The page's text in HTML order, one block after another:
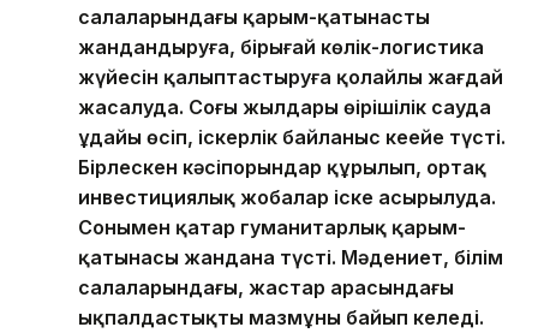
салаларындағы қарым-қатынасты
жандандыруға, бірыңғай көлік-логистика
жүйесін қалыптастыруға қолайлы жағдай
жасалуда. Соңғы жылдары өңірішілік сауда
ұдайы өсіп, іскерлік байланыс кеңейе түсті.
Бірлескен кәсіпорындар құрылып, ортақ
инвестициялық жобалар іске асырылуда.
Сонымен қатар гуманитарлық қарым-
қатынасы жандана түсті. Мәдениет, білім
салаларындағы, жастар арасындағы
ықпалдастықтың мазмұны байып келеді.